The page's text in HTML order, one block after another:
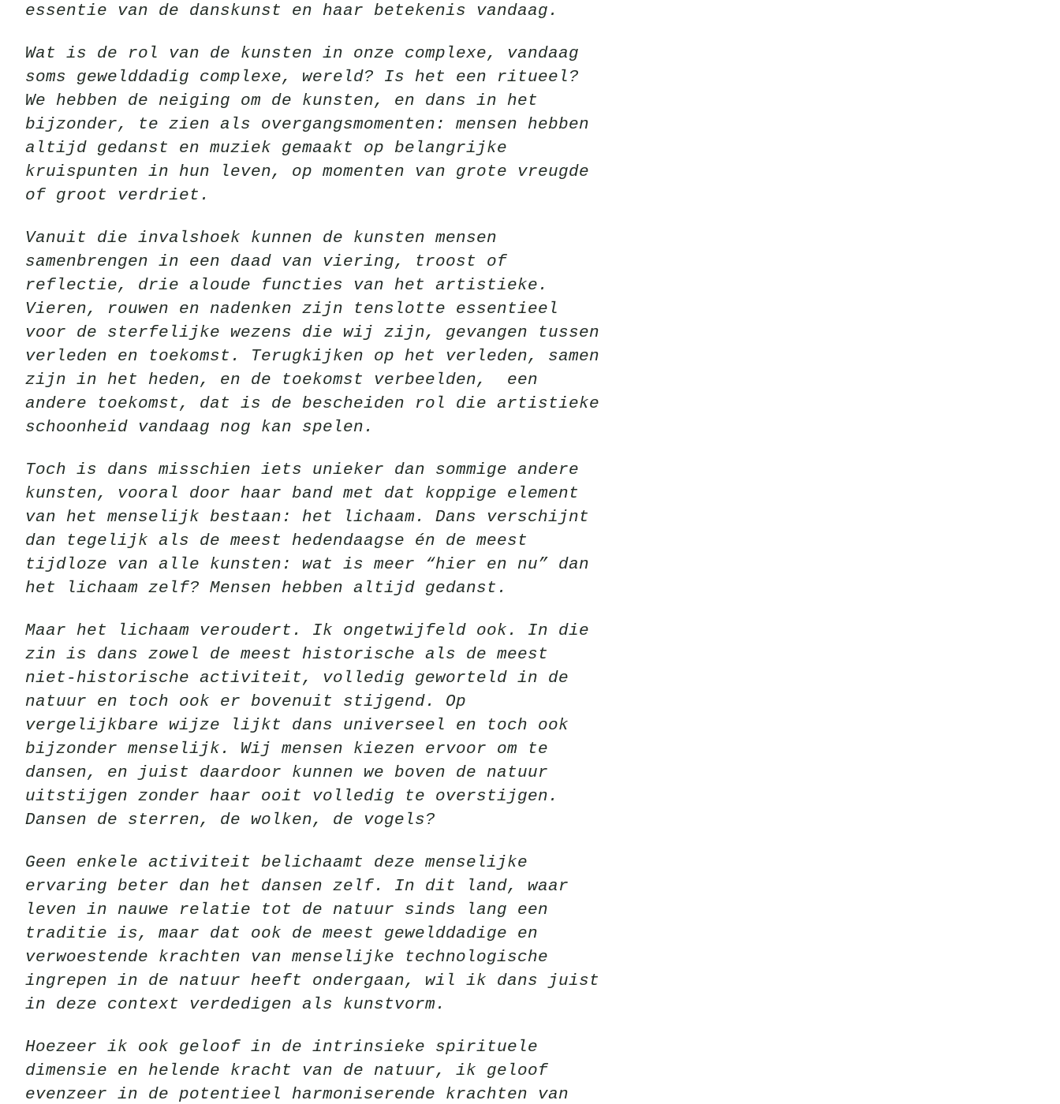
essentie van de danskunst en haar betekenis vandaag.
Wat is de rol van de kunsten in onze complexe, vandaag
soms gewelddadig complexe, wereld? Is het een ritueel?
We hebben de neiging om de kunsten, en dans in het
bijzonder, te zien als overgangsmomenten: mensen hebben
altijd gedanst en muziek gemaakt op belangrijke
kruispunten in hun leven, op momenten van grote vreugde
of groot verdriet.
Vanuit die invalshoek kunnen de kunsten mensen
samenbrengen in een daad van viering, troost of
reflectie, drie aloude functies van het artistieke.
Vieren, rouwen en nadenken zijn tenslotte essentieel
voor de sterfelijke wezens die wij zijn, gevangen tussen
verleden en toekomst. Terugkijken op het verleden, samen
zijn in het heden, en de toekomst verbeelden, een
andere toekomst, dat is de bescheiden rol die artistieke
schoonheid vandaag nog kan spelen.
Toch is dans misschien iets unieker dan sommige andere
kunsten, vooral door haar band met dat koppige element
van het menselijk bestaan: het lichaam. Dans verschijnt
dan tegelijk als de meest hedendaagse én de meest
tijdloze van alle kunsten: wat is meer “hier en nu” dan
het lichaam zelf? Mensen hebben altijd gedanst.
Maar het lichaam veroudert. Ik ongetwijfeld ook. In die
zin is dans zowel de meest historische als de meest
niet-historische activiteit, volledig geworteld in de
natuur en toch ook er bovenuit stijgend. Op
vergelijkbare wijze lijkt dans universeel en toch ook
bijzonder menselijk. Wij mensen kiezen ervoor om te
dansen, en juist daardoor kunnen we boven de natuur
uitstijgen zonder haar ooit volledig te overstijgen.
Dansen de sterren, de wolken, de vogels?
Geen enkele activiteit belichaamt deze menselijke
ervaring beter dan het dansen zelf. In dit land, waar
leven in nauwe relatie tot de natuur sinds lang een
traditie is, maar dat ook de meest gewelddadige en
verwoestende krachten van menselijke technologische
ingrepen in de natuur heeft ondergaan, wil ik dans juist
in deze context verdedigen als kunstvorm.
Hoezeer ik ook geloof in de intrinsieke spirituele
dimensie en helende kracht van de natuur, ik geloof
evenzeer in de potentieel harmoniserende krachten van